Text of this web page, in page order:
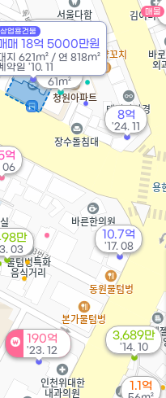
8,500만
41m²
매물
1.52억
61m²
8억
'24. 11
1.1억
190억
'23. 12
만
03
억
06
10.7억
'17. 08
3,689만
'14. 10
상업용건물
매 18억 5000만원
지 621m² / 연 818m²
약일 '10. 11